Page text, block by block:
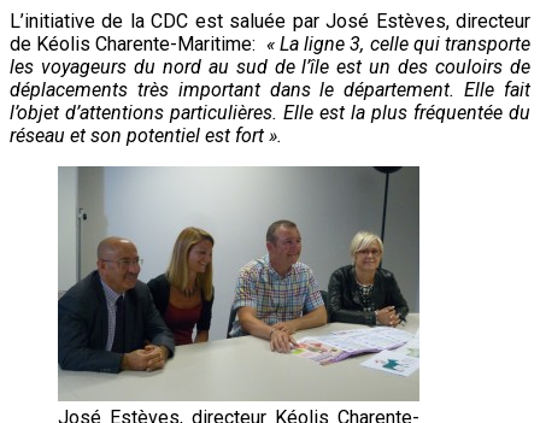
L’initiative de la CDC est saluée par José Estèves, directeur
de Kéolis Charente-Maritime: « La ligne 3, celle qui transporte
les voyageurs du nord au sud de l’île est un des couloirs de
déplacements très important dans le département. Elle fait
l’objet d’attentions particulières. Elle est la plus fréquentée du
réseau et son potentiel est fort ».
José Estèves, directeur Kéolis Charente-